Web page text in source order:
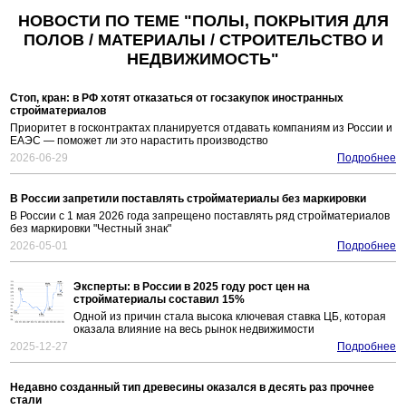
НОВОСТИ ПО ТЕМЕ "ПОЛЫ, ПОКРЫТИЯ ДЛЯ
ПОЛОВ / МАТЕРИАЛЫ / СТРОИТЕЛЬСТВО И
НЕДВИЖИМОСТЬ"
Стоп, кран: в РФ хотят отказаться от госзакупок иностранных
стройматериалов
Приоритет в госконтрактах планируется отдавать компаниям из России и
ЕАЭС — поможет ли это нарастить производство
2026-06-29
Подробнее
В России запретили поставлять стройматериалы без маркировки
В России с 1 мая 2026 года запрещено поставлять ряд стройматериалов
без маркировки "Честный знак"
2026-05-01
Подробнее
Эксперты: в России в 2025 году рост цен на
стройматериалы составил 15%
Одной из причин стала высока ключевая ставка ЦБ, которая
оказала влияние на весь рынок недвижимости
2025-12-27
Подробнее
Недавно созданный тип древесины оказался в десять раз прочнее
стали